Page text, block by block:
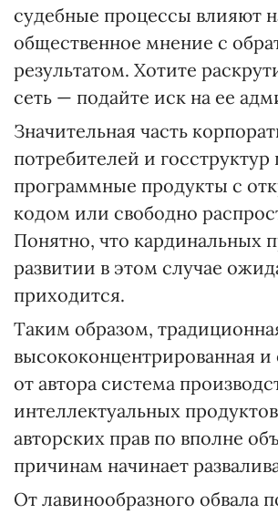
судебные процессы влияют
общественное мнение с
результатом. Хотите
сеть — подайте иск на ее
Значительная часть
потребителей и
программные продукты с
кодом или свободно
Понятно, что кардинальных
развитии в этом случае
приходится.
Таким образом,
высококонцентрированная и
от автора система
интеллектуальных
авторских прав по вполне
причинам начинает
От лавинообразного обвала